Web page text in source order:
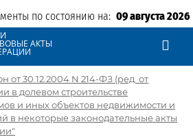
по состоянию на: 09 августа 2026
АКТЫ
от 30.12.2004 N 214-ФЗ (ред. от
в долевом строительстве
и иных объектов недвижимости и
в некоторые законодательные акты